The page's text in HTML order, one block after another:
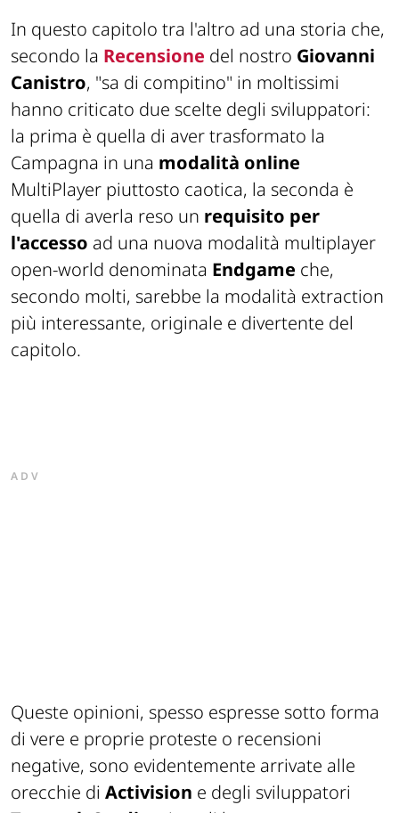
In questo capitolo tra l'altro ad una storia che,
secondo la Recensione del nostro Giovanni
Canistro, "sa di compitino" in moltissimi
hanno criticato due scelte degli sviluppatori:
la prima è quella di aver trasformato la
Campagna in una modalità online
MultiPlayer piuttosto caotica, la seconda è
quella di averla reso un requisito per
l'accesso ad una nuova modalità multiplayer
open-world denominata Endgame che,
secondo molti, sarebbe la modalità extraction
più interessante, originale e divertente del
capitolo.
ADV
Queste opinioni, spesso espresse sotto forma
di vere e proprie proteste o recensioni
negative, sono evidentemente arrivate alle
orecchie di Activision e degli sviluppatori